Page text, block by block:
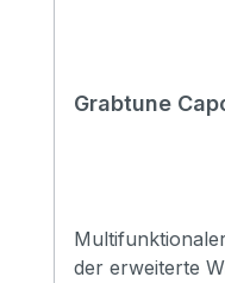
Grabtune
der erweiterte